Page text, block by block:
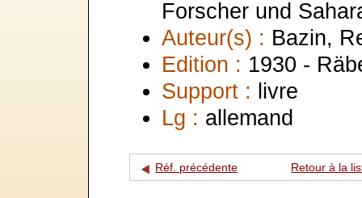
Forscher und
Auteur(s) : Bazin,
Edition : 1930 -
Support : livre
Lg : allemand
Réf. précédente Retour à la